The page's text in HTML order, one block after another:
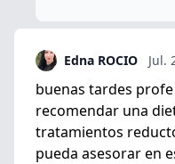
Edna ROCIO Jul.
buenas tardes
recomendar una
tratamientos
pueda asesorar en